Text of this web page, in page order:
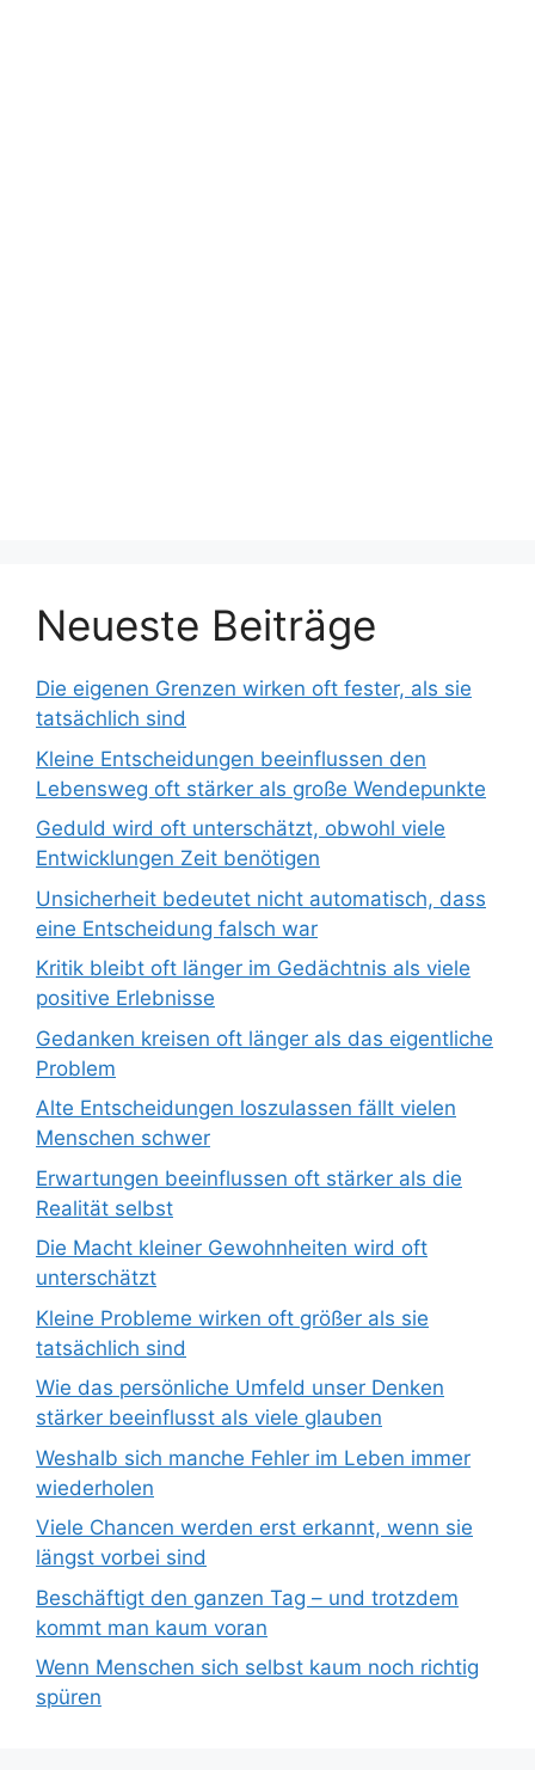
Neueste Beiträge
Die eigenen Grenzen wirken oft fester, als sie
tatsächlich sind
Kleine Entscheidungen beeinflussen den
Lebensweg oft stärker als große Wendepunkte
Geduld wird oft unterschätzt, obwohl viele
Entwicklungen Zeit benötigen
Unsicherheit bedeutet nicht automatisch, dass
eine Entscheidung falsch war
Kritik bleibt oft länger im Gedächtnis als viele
positive Erlebnisse
Gedanken kreisen oft länger als das eigentliche
Problem
Alte Entscheidungen loszulassen fällt vielen
Menschen schwer
Erwartungen beeinflussen oft stärker als die
Realität selbst
Die Macht kleiner Gewohnheiten wird oft
unterschätzt
Kleine Probleme wirken oft größer als sie
tatsächlich sind
Wie das persönliche Umfeld unser Denken
stärker beeinflusst als viele glauben
Weshalb sich manche Fehler im Leben immer
wiederholen
Viele Chancen werden erst erkannt, wenn sie
längst vorbei sind
Beschäftigt den ganzen Tag – und trotzdem
kommt man kaum voran
Wenn Menschen sich selbst kaum noch richtig
spüren